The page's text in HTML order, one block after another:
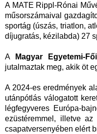
A MATE Rippl-Rónai
műsorszámaival
sportág (úszás, triatlon,
díjugratás, kézilabda) 27
A
Magyar Egyetemi-
jutalmaztak meg, akik öt
A 2024-es eredmények
utánpótlás válogatott
légfegyveres Európa-
ezüstéremmel, illetve
csapatversenyében elért